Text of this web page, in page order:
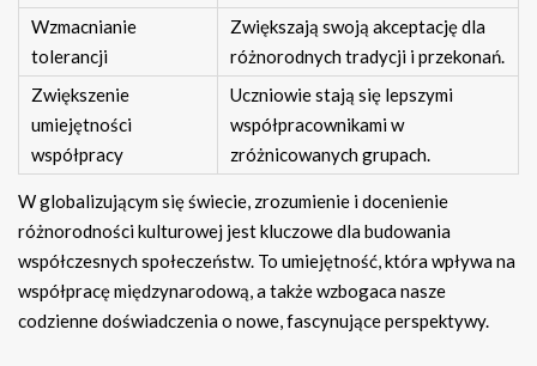
Wzmacnianie
tolerancji
Zwiększają swoją akceptację dla
różnorodnych tradycji i przekonań.
Zwiększenie
umiejętności
współpracy
Uczniowie stają się lepszymi
współpracownikami w
zróżnicowanych grupach.
W globalizującym się świecie, zrozumienie i docenienie
różnorodności kulturowej jest kluczowe dla budowania
współczesnych społeczeństw. To umiejętność, która wpływa na
współpracę międzynarodową, a także wzbogaca nasze
codzienne doświadczenia o nowe, fascynujące perspektywy.